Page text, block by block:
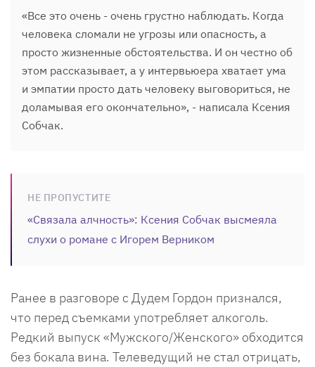
«Все это очень - очень грустно наблюдать. Когда
человека сломали не угрозы или опасность, а
просто жизненные обстоятельства. И он честно об
этом рассказывает, а у интервьюера хватает ума
и эмпатии просто дать человеку выговориться, не
доламывая его окончательно», - написала Ксения
Собчак.
НЕ ПРОПУСТИТЕ
«Связала алчность»: Ксения Собчак высмеяла
слухи о романе с Игорем Верником
Ранее в разговоре с Дудем Гордон признался,
что перед съемками употребляет алкоголь.
Редкий выпуск «Мужского/Женского» обходится
без бокала вина. Телеведущий не стал отрицать,